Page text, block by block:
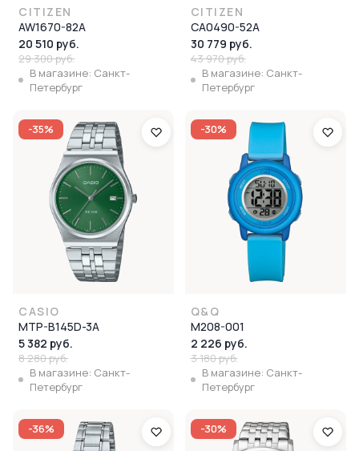
CITIZEN
AW1670-82A
20 510 руб.
29 300 руб.
В магазине: Санкт-
Петербург
CITIZEN
CA0490-52A
30 779 руб.
43 970 руб.
В магазине: Санкт-
Петербург
-35%
CASIO
MTP-B145D-3A
5 382 руб.
8 280 руб.
В магазине: Санкт-
Петербург
-30%
Q&Q
M208-001
2 226 руб.
3 180 руб.
В магазине: Санкт-
Петербург
-36% -30%